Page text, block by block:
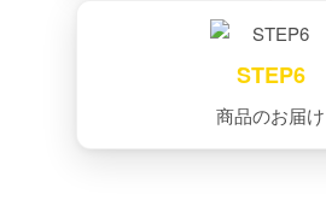
STEP6
商品のお届け